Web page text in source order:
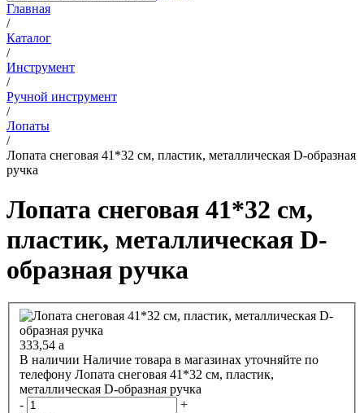
Главная
/
Каталог
/
Инструмент
/
Ручной инструмент
/
Лопаты
/
Лопата снеговая 41*32 см, пластик, металлическая D-образная
ручка
Лопата снеговая 41*32 см,
пластик, металлическая D-
образная ручка
333,54 a
В наличии Наличие товара в магазинах уточняйте по
телефону Лопата снеговая 41*32 см, пластик,
металлическая D-образная ручка
-
+